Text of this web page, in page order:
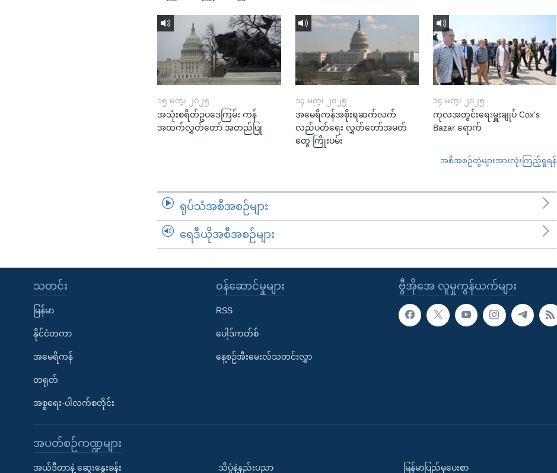
၁၅ မတ္၊ ၂၀၂၅
အသုံးစရိတ်ဥပဒေကြမ်း ကန်
အထက်လွှတ်တော် အတည်ပြု
၁၄ မတ္၊ ၂၀၂၅
အမေရိကန်အစိုးရဆက်လက်
လည်ပတ်ရေး လွှတ်တော်အမတ်
တွေ ကြိုးပမ်း
၁၄ မတ္၊ ၂၀၂၅
ကုလအတွင်းရေးမှူးချုပ် Cox's
Bazar ရောက်
အစီအစဉ်တွဲများအားလုံးကြည့်ရှုရန်
ရုပ်သံအစီအစဉ်များ
ရေဒီယိုအစီအစဉ်များ
ဗွီအိုအေ လူမှုကွန်ယက်များ
သတင်း
မြန်မာ
နိုင်ငံတကာ
အမေရိကန်
တရုတ်
အစ္စရေး-ပါလက်စတိုင်း
၀န်ဆောင်မှုများ
RSS
ပေါ့ဒ်ကတ်စ်
နေ့စဉ်အီးမေးလ်သတင်းလွှာ
အပတ်စဉ်ကဏ္ဍများ
အယ်ဒီတာနဲ့ ဆွေးနွေးခန်း သိပ္ပံနဲ့နည်းပညာ မြန်မာပြည်မှပေးစာ